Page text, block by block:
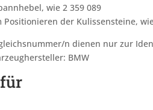
wie 2 359 089
der Kulissensteine,
n dienen nur zur
BMW